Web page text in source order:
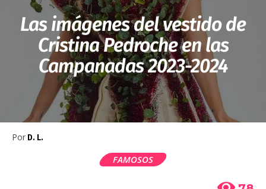
Las imágenes del vestido de
Cristina Pedroche en las
Campanadas 2023-2024
Por D. L.
FAMOSOS